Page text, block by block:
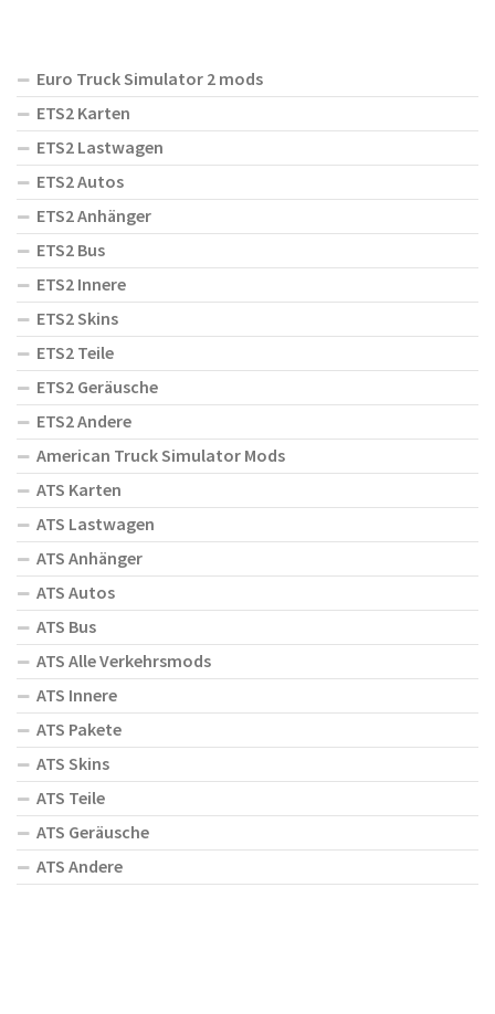
Euro Truck Simulator 2 mods
ETS2 Karten
ETS2 Lastwagen
ETS2 Autos
ETS2 Anhänger
ETS2 Bus
ETS2 Innere
ETS2 Skins
ETS2 Teile
ETS2 Geräusche
ETS2 Andere
American Truck Simulator Mods
ATS Karten
ATS Lastwagen
ATS Anhänger
ATS Autos
ATS Bus
ATS Alle Verkehrsmods
ATS Innere
ATS Pakete
ATS Skins
ATS Teile
ATS Geräusche
ATS Andere